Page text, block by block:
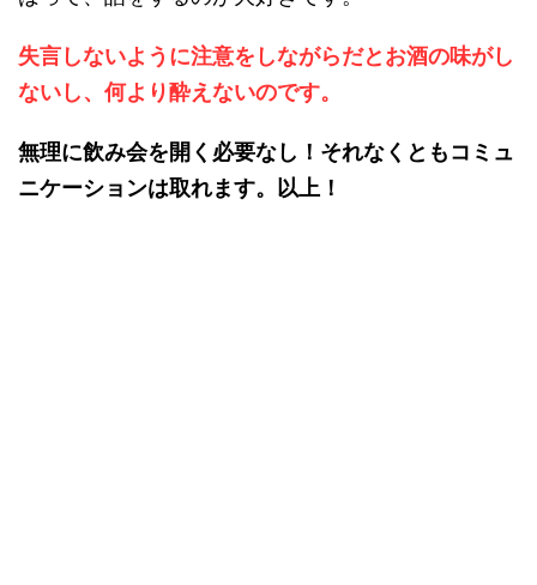
失言しないように注意をしながらだとお酒の味がし
ないし、何より酔えないのです。
無理に飲み会を開く必要なし！それなくともコミュ
ニケーションは取れます。以上！